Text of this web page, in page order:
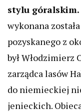
stylu góralskim.
wykonana
pozyskanego z
był Włodzimierz
zarządca lasów
do niemieckiej
jenieckich.